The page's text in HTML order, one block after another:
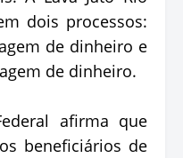
dois processos:
de dinheiro e
de dinheiro.
afirma que
beneficiários de